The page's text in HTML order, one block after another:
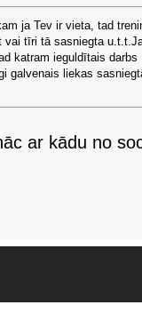
ja Tev ir vieta, tad
vai tīri tā sasniegta
katram ieguldītais darbs
galvenais liekas
ar kādu no